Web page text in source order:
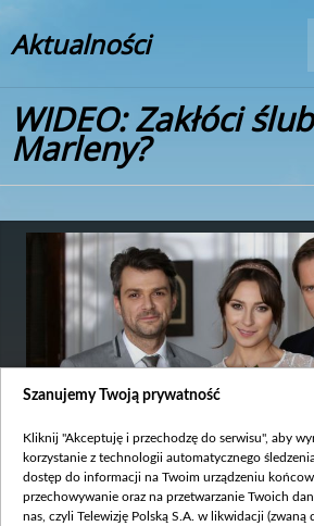
Aktualności
WIDEO: Zakłóci ślub
Marleny?
Data publikacji:2016-04-08
Szanujemy Twoją prywatność
Kliknij "Akceptuję i przechodzę do serwisu", aby
korzystanie z technologii automatycznego
dostęp do informacji na Twoim urządzeniu
przechowywanie oraz na przetwarzanie Twoich
nas, czyli Telewizję Polską S.A. w likwidacji (zwaną